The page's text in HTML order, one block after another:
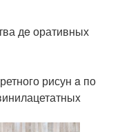
дe оративных
рисун a по